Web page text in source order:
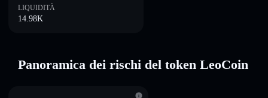
LIQUIDITÀ
14.98K
Panoramica dei rischi del token LeoCoin